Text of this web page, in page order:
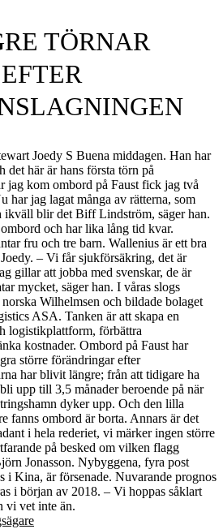
TÖRNAR
EFTER
Joedy S Buena middagen. Han har
det här är hans första törn på
jag kom ombord på Faust fick jag två
har jag lagat många av rätterna, som
ikväll blir det Biff Lindström, säger han.
och har lika lång tid kvar.
fru och tre barn. Wallenius är ett bra
– Vi får sjukförsäkring, det är
gillar att jobba med svenskar, de är
mycket, säger han. I våras slogs
Wilhelmsen och bildade bolaget
ASA. Tanken är att skapa en
logistikplattform, förbättra
kostnader. Ombord på Faust har
större förändringar efter
har blivit längre; från att tidigare ha
upp till 3,5 månader beroende på när
dyker upp. Och den lilla
fanns ombord är borta. Annars är det
i hela rederiet, vi märker ingen större
på besked om vilken flagg
Jonasson. Nybyggena, fyra post
i Kina, är försenade. Nuvarande prognos
i början av 2018. – Vi hoppas såklart
vi vet inte än.